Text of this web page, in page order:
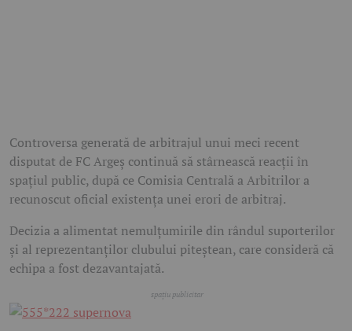
Controversa generată de arbitrajul unui meci recent
disputat de FC Argeș continuă să stârnească reacții în
spațiul public, după ce Comisia Centrală a Arbitrilor a
recunoscut oficial existența unei erori de arbitraj.
Decizia a alimentat nemulțumirile din rândul suporterilor
și al reprezentanților clubului piteștean, care consideră că
echipa a fost dezavantajată.